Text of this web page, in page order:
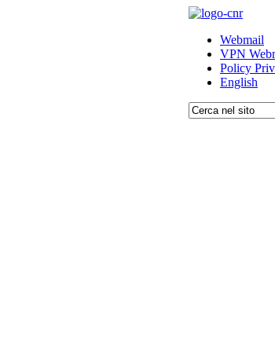
Webmail
VPN
Policy
English